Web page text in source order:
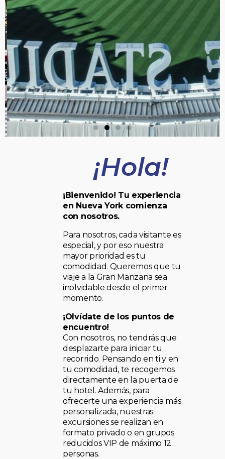
¡Hola!
¡Bienvenido! Tu experiencia
en Nueva York comienza
con nosotros.
Para nosotros, cada visitante es
especial, y por eso nuestra
mayor prioridad es tu
comodidad. Queremos que tu
viaje a la Gran Manzana sea
inolvidable desde el primer
momento.
¡Olvídate de los puntos de
encuentro!
Con nosotros, no tendrás que
desplazarte para iniciar tu
recorrido. Pensando en ti y en
tu comodidad, te recogemos
directamente en la puerta de
tu hotel. Además, para
ofrecerte una experiencia más
personalizada, nuestras
excursiones se realizan en
formato privado o en grupos
reducidos VIP de máximo 12
personas.